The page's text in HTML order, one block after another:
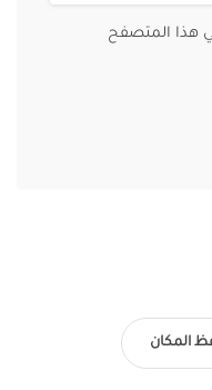
هذا المتصفح
المكان